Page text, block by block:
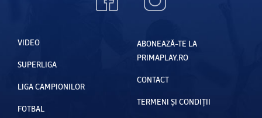
VIDEO
SUPERLIGA
LIGA CAMPIONILOR
FOTBAL
ABONEAZĂ-TE LA
PRIMAPLAY.RO
CONTACT
TERMENI ȘI CONDIȚII